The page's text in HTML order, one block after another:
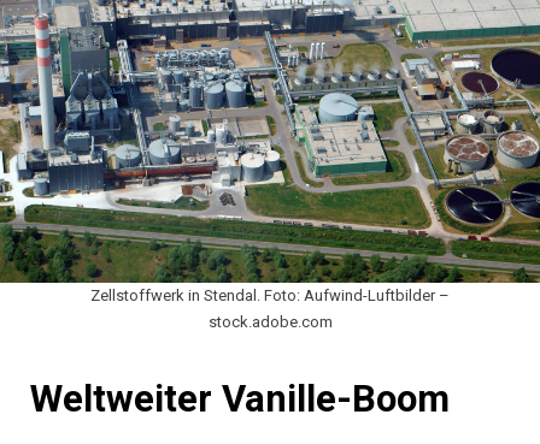
Zellstoffwerk in Stendal. Foto: Aufwind-Luftbilder –
stock.adobe.com
Weltweiter Vanille-Boom